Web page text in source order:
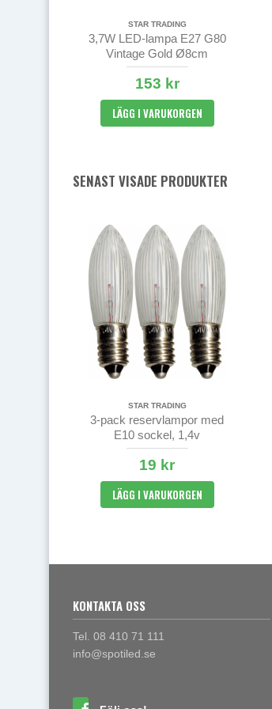
STAR TRADING
3,7W LED-lampa E27 G80
Vintage Gold Ø8cm
153 kr
LÄGG I VARUKORGEN
SENAST VISADE PRODUKTER
STAR TRADING
3-pack reservlampor med
E10 sockel, 1,4v
19 kr
LÄGG I VARUKORGEN
KONTAKTA OSS
Tel. 08 410 71 111
info@spotiled.se